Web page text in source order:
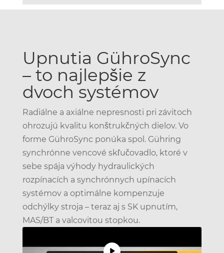
Upnutia GühroSync
– to najlepšie z
dvoch systémov
Radiálne a axiálne nepresnosti pri závitoch
ohrozujú kvalitu konštrukčných dielov. Vo
forme GühroSync ponúka spol. Gühring
synchrónne vencové skľučovadlo, ktoré v
sebe spája výhody hydraulických
rozpínacích a synchrónnych upínacích
systémov a optimálne kompenzuje
odchýlky stroja – teraz aj s SK upnutím,
MAS/BT a valcovitou stopkou.